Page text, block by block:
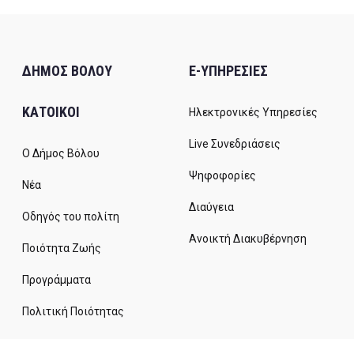
ΔΗΜΟΣ ΒΟΛΟΥ
ΚΑΤΟΙΚΟΙ
Ο Δήμος Βόλου
Νέα
Οδηγός του πολίτη
Ποιότητα Ζωής
Προγράμματα
Πολιτική Ποιότητας
E-ΥΠΗΡΕΣΙΕΣ
Ηλεκτρονικές Υπηρεσίες
Live Συνεδριάσεις
Ψηφοφορίες
Διαύγεια
Ανοικτή Διακυβέρνηση